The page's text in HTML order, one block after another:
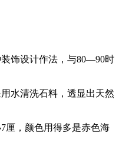
饰设计作法，与80—90时
水清洗石料，透显出天然
厘，颜色用得多是赤色海